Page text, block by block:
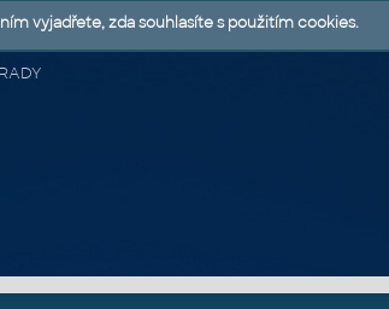
vyjadřete, zda souhlasíte s použitím cookies.